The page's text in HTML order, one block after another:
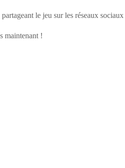
le jeu sur les réseaux
maintenant !